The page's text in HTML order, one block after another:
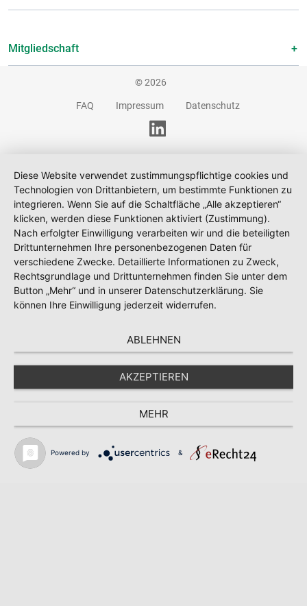
Mitgliedschaft
© 2026
FAQ Impressum Datenschutz
Suche nach
Diese Website verwendet zustimmungspflichtige cookies und
Technologien von Drittanbietern, um bestimmte Funktionen zu
integrieren. Wenn Sie auf die Schaltfläche „Alle akzeptieren“
klicken, werden diese Funktionen aktiviert (Zustimmung).
Nach erfolgter Einwilligung verarbeiten wir und die beteiligten
Drittunternehmen Ihre personenbezogenen Daten für
verschiedene Zwecke. Detaillierte Informationen zu Zweck,
Rechtsgrundlage und Drittunternehmen finden Sie unter dem
Button „Mehr“ und in unserer Datenschutzerklärung. Sie
können Ihre Einwilligung jederzeit widerrufen.
ABLEHNEN
AKZEPTIEREN
MEHR
Powered by &